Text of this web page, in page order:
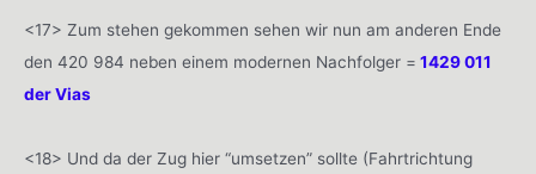
<17> Zum stehen gekommen sehen wir nun am anderen Ende
den 420 984 neben einem modernen Nachfolger = 1429 011
der Vias
<18> Und da der Zug hier “umsetzen” sollte (Fahrtrichtung